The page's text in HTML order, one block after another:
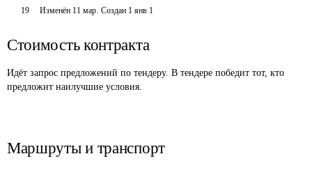
19 Изменён 11 мар. Создан 1 янв 1
Стоимость контракта
Идёт запрос предложений по тендеру. В тендере победит тот, кто
предложит наилучшие условия.
Маршруты и транспорт